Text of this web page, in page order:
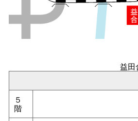
益田
５
階